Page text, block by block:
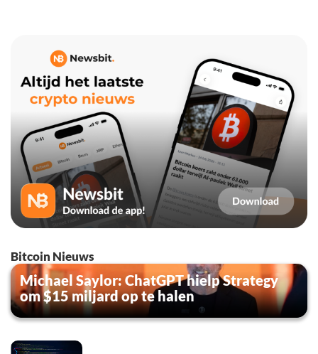
Bitcoin Nieuws
Michael Saylor: ChatGPT hielp Strategy
om $15 miljard op te halen